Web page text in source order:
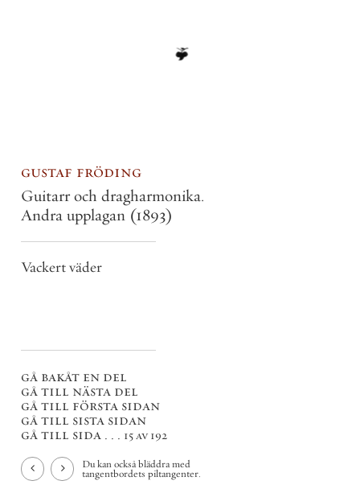
gustaf fröding
Guitarr och dragharmonika.
Andra upplagan (1893)
Vackert väder
gå bakåt en del
gå till nästa del
gå till första sidan
gå till sista sidan
gå till sida . . . 15 av 192
Du kan också bläddra med
tangentbordets piltangenter.